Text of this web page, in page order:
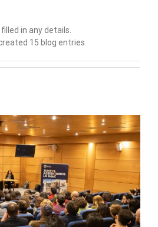
in any details.
15 blog entries.